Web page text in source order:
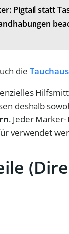
Pigtail statt
die
deshalb
. Jeder
verwendet